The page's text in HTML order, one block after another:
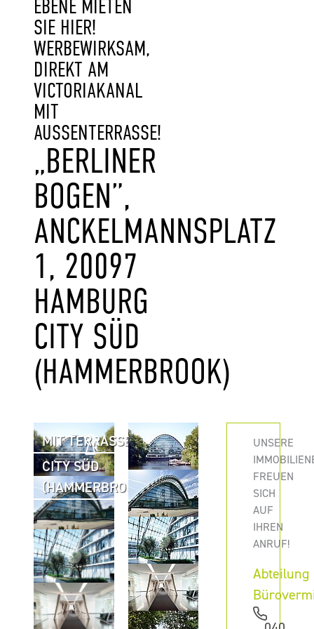
EBENE MIETEN
SIE HIER!
WERBEWIRKSAM,
DIREKT AM
VICTORIAKANAL
MIT
AUSSENTERRASSE!
„BERLINER
BOGEN”,
ANCKELMANNSPLATZ
1, 20097
HAMBURG
CITY SÜD
(HAMMERBROOK)
MIT TERRASSE
CITY SÜD
(HAMMERBROOK)
UNSERE
FREUEN
SICH
AUF
IHREN
ANRUF!
Abteilung